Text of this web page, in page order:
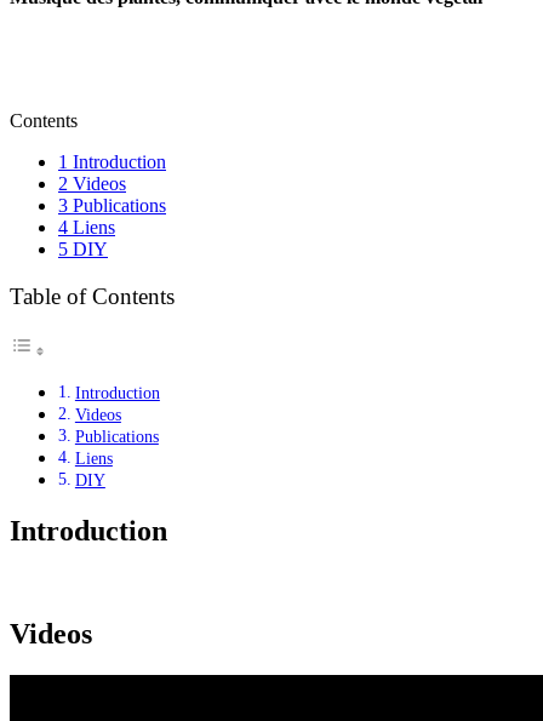
Contents
1 Introduction
2 Videos
3 Publications
4 Liens
5 DIY
Table of Contents
Introduction
Videos
Publications
Liens
DIY
Introduction
Videos